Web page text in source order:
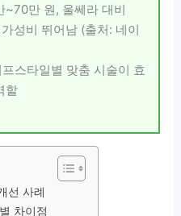
~70만 원, 울쎄라 대비
성비 뛰어남 (출처: 네이
스타일별 맞춤 시술이 효
할
선 사례
차이점